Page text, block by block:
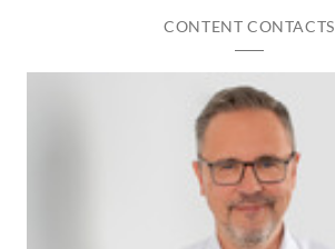
CONTENT CONTACTS